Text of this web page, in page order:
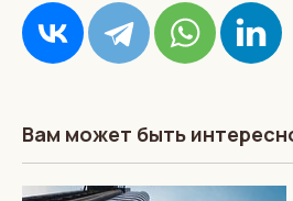
Вам может быть